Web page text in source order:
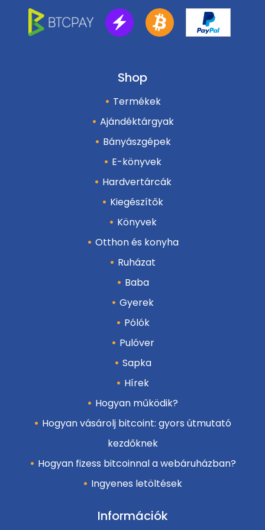
Shop
Termékek
Ajándéktárgyak
Bányászgépek
E-könyvek
Hardvertárcák
Kiegészítők
Könyvek
Otthon és konyha
Ruházat
Baba
Gyerek
Pólók
Pulóver
Sapka
Hírek
Hogyan működik?
Hogyan vásárolj bitcoint: gyors útmutató
kezdőknek
Hogyan fizess bitcoinnal a webáruházban?
Ingyenes letöltések
Információk